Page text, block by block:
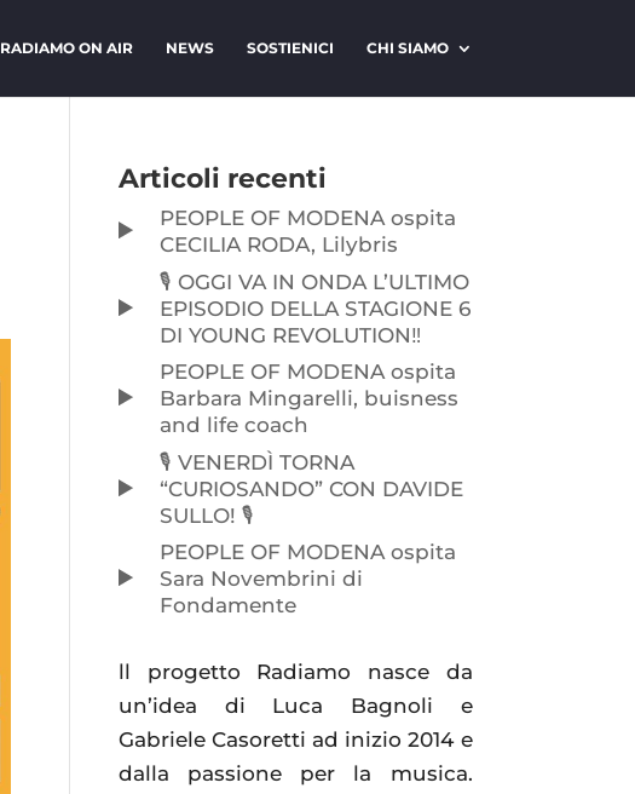
RADIAMO ON AIR NEWS SOSTIENICI CHI SIAMO
Articoli recenti
PEOPLE OF MODENA ospita
CECILIA RODA, Lilybris
🎙️ OGGI VA IN ONDA L’ULTIMO
EPISODIO DELLA STAGIONE 6
DI YOUNG REVOLUTION‼️
PEOPLE OF MODENA ospita
Barbara Mingarelli, buisness
and life coach
🎙️ VENERDÌ TORNA
“CURIOSANDO” CON DAVIDE
SULLO! 🎙️
PEOPLE OF MODENA ospita
Sara Novembrini di
Fondamente
ll progetto Radiamo nasce da
un’idea di Luca Bagnoli e
Gabriele Casoretti ad inizio 2014 e
dalla passione per la musica.